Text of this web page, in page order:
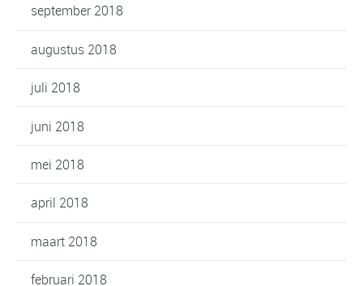
september 2018
augustus 2018
juli 2018
juni 2018
mei 2018
april 2018
maart 2018
februari 2018